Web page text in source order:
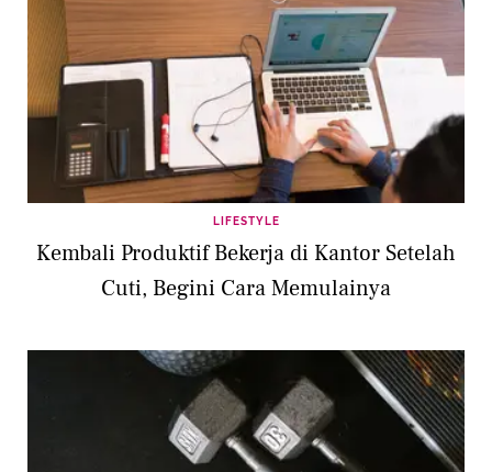
LIFESTYLE
Kembali Produktif Bekerja di Kantor Setelah
Cuti, Begini Cara Memulainya